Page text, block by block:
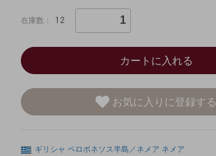
在庫数： 12
カートに入れる
お気に入りに登録する
ギリシャ ペロポネソス半島／ネメア ネメア